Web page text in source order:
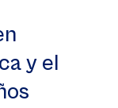
y el